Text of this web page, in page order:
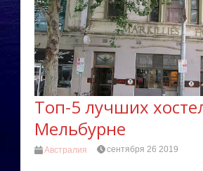
Топ-5 лучших
Мельбурне
Австралия сентября 26 2019